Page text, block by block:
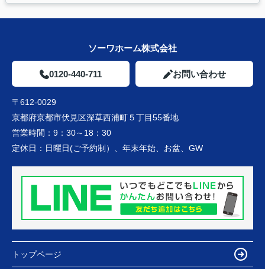
ソーワホーム株式会社
0120-440-711 お問い合わせ
〒612-0029
京都府京都市伏見区深草西浦町５丁目55番地
営業時間： 9：30～18：30
定休日： 日曜日(ご予約制）、年末年始、お盆、GW
トップページ